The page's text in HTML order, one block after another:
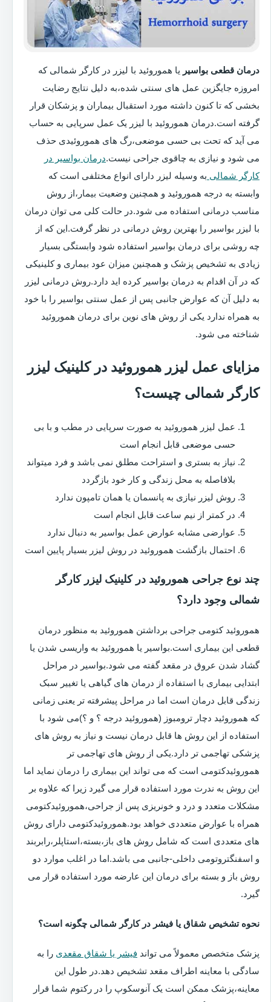
درمان قطعی بواسیر یا هموروئید با لیزر در کارگر شمالی که
امروزه جایگزین عمل های سنتی شده،به دلیل نتایج رضایت
بخشی که تا کنون داشته مورد استقبال بیماران و پزشکان قرار
گرفته است.درمان هموروئید با لیزر یک عمل سرپایی به حساب
می آید که تحت بی حسی موضعی،رگ های هموروئیدی حذف
می شود و نیازی به چاقوی جراحی نیست.درمان بواسیر در
کارگر شمالی به وسیله لیزر دارای انواع مختلفی است که
وابسته به درجه هموروئید و همچنین وضعیت بیمار،از روش
مناسب درمانی استفاده می شود.در حالت کلی می توان درمان
با لیزر بواسیر را بهترین روش درمانی در نظر گرفت.این که از
چه روشی برای درمان بواسیر استفاده شود وابستگی بسیار
زیادی به تشخیص پزشک و همچنین میزان عود بیماری و کلینیکی
که در آن اقدام به درمان بواسیر کرده اید دارد.روش درمانی لیزر
به دلیل آن که عوارض جانبی پس از عمل سنتی بواسیر را با خود
به همراه ندارد یکی از روش های نوین برای درمان هموروئید
شناخته می شود.
مزایای عمل لیزر هموروئید در کلینیک لیزر
کارگر شمالی چیست؟
عمل لیزر هموروئید به صورت سرپایی در مطب و با بی
حسی موضعی قابل انجام است
نیاز به بستری و استراحت مطلق نمی باشد و فرد میتواند
بلافاصله به محل زندگی و کار خود بازگردد
روش لیزر نیازی به پانسمان یا همان تامپون ندارد
در کمتر از نیم ساعت قابل انجام است
عوارضی مشابه عوارض عمل بواسیر به دنبال ندارد
احتمال بازگشت هموروئید در روش لیزر بسیار پایین است
چند نوع جراحی هموروئید در کلینیک لیزر کارگر
شمالی وجود دارد؟
هموروئید کتومی جراحی برداشتن هموروئید به منظور درمان
قطعی این بیماری است.بواسیر یا هموروئید به واریسی شدن یا
گشاد شدن عروق در مقعد گفته می شود.بواسیر در مراحل
ابتدایی بیماری با استفاده از درمان های گیاهی یا تغییر سبک
زندگی قابل درمان است اما در مراحل پیشرفته تر یعنی زمانی
که هموروئید دچار ترومبوز (هموروئید درجه ؟ و ؟)می شود با
استفاده از این روش ها قابل درمان نیست و نیاز به روش های
پزشکی تهاجمی تر دارد.یکی از روش های تهاجمی تر
هموروئیدکتومی است که می تواند این بیماری را درمان نماید اما
این روش به ندرت مورد استفاده قرار می گیرد زیرا که علاوه بر
مشکلات متعدد و درد و خونریزی پس از جراحی،هموروئیدکتومی
همراه با عوارض متعددی خواهد بود.هموروئیدکتومی دارای روش
های متعددی است که شامل روش های باز،بسته،استاپلر،رابربند
و اسفنگتروتومی داخلی-جانبی می باشد.اما در اغلب موارد دو
روش باز و بسته برای درمان این عارضه مورد استفاده قرار می
گیرد.
نحوه تشخیص شقاق یا فیشر در کارگر شمالی چگونه است؟
پزشک متخصص معمولاً می تواند فیشر یا شقاق مقعدی را به
سادگی با معاینه اطراف مقعد تشخیص دهد.در طول این
معاینه،پزشک ممکن است یک آنوسکوپ را در رکتوم شما قرار